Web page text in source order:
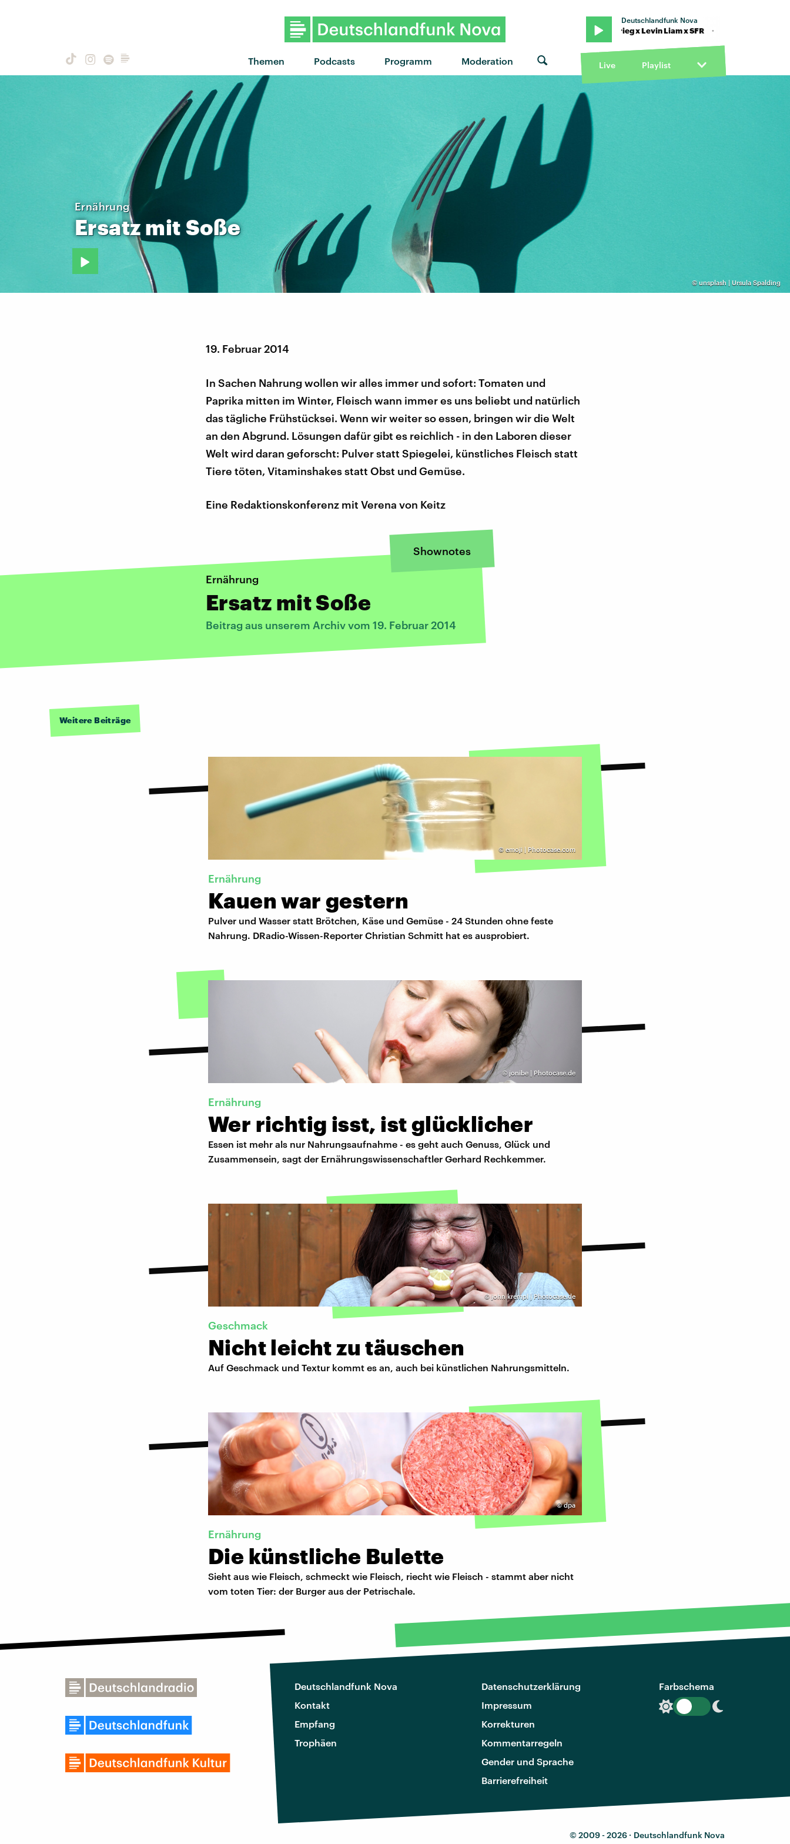
Themen Podcasts Programm Moderation
Deutschlandfunk Nova
"Für dich da" von Trettmann feat. KitschKrieg x Levin Liam x SFR · "Für dich da" von Trettmann
Live Playlist
© unsplash | Ursula Spalding
Ernährung
Ersatz mit Soße
19. Februar 2014
In Sachen Nahrung wollen wir alles immer und sofort: Tomaten und
Paprika mitten im Winter, Fleisch wann immer es uns beliebt und natürlich
das tägliche Frühstücksei. Wenn wir weiter so essen, bringen wir die Welt
an den Abgrund. Lösungen dafür gibt es reichlich - in den Laboren dieser
Welt wird daran geforscht: Pulver statt Spiegelei, künstliches Fleisch statt
Tiere töten, Vitaminshakes statt Obst und Gemüse.
Eine Redaktionskonferenz mit Verena von Keitz
Shownotes
Ernährung
Ersatz mit Soße
Beitrag aus unserem Archiv vom 19. Februar 2014
Weitere Beiträge
© emoji | Photocase.com
Ernährung
Kauen war gestern
Pulver und Wasser statt Brötchen, Käse und Gemüse - 24 Stunden ohne feste
Nahrung. DRadio-Wissen-Reporter Christian Schmitt hat es ausprobiert.
© jonibe | Photocase.de
Ernährung
Wer richtig isst, ist glücklicher
Essen ist mehr als nur Nahrungsaufnahme - es geht auch Genuss, Glück und
Zusammensein, sagt der Ernährungswissenschaftler Gerhard Rechkemmer.
©john krempl | Photocase.de
Geschmack
Nicht leicht zu täuschen
Auf Geschmack und Textur kommt es an, auch bei künstlichen Nahrungsmitteln.
©dpa
Ernährung
Die künstliche Bulette
Sieht aus wie Fleisch, schmeckt wie Fleisch, riecht wie Fleisch - stammt aber nicht
vom toten Tier: der Burger aus der Petrischale.
Deutschlandfunk Nova
Kontakt
Empfang
Trophäen
Datenschutzerklärung
Impressum
Korrekturen
Kommentarregeln
Gender und Sprache
Barrierefreiheit
Farbschema
© 2009 - 2026 · Deutschlandfunk Nova